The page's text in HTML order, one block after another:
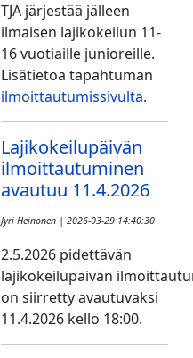
TJA järjestää jälleen
ilmaisen lajikokeilun 11-
16 vuotiaille junioreille.
Lisätietoa tapahtuman
ilmoittautumissivulta.
Lajikokeilupäivän
ilmoittautuminen
avautuu 11.4.2026
Jyri Heinonen | 2026-03-29 14:40:30
2.5.2026 pidettävän
lajikokeilupäivän
on siirretty avautuvaksi
11.4.2026 kello 18:00.